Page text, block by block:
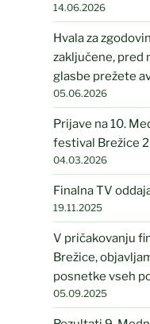
14.06.2026
Hvala za
zaključene, pred
glasbe prežete
05.06.2026
Prijave na 10.
festival Brežice
04.03.2026
Finalna TV
19.11.2025
V pričakovanju
Brežice,
posnetke vseh
05.09.2025